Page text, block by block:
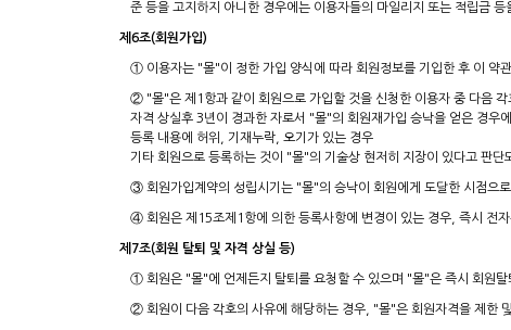
준 등을 고지하지 아니한 경우에는 이용자들의 마일리지 또는 적립금
제6조(회원가입)
① 이용자는 "몰"이 정한 가입 양식에 따라 회원정보를 기입한 후 이 약
② "몰"은 제1항과 같이 회원으로 가입할 것을 신청한 이용자 중 다음
자격 상실후 3년이 경과한 자로서 "몰"의 회원재가입 승낙을 얻은 경우
등록 내용에 허위, 기재누락, 오기가 있는 경우
기타 회원으로 등록하는 것이 "몰"의 기술상 현저히 지장이 있다고 판단
③ 회원가입계약의 성립시기는 "몰"의 승낙이 회원에게 도달한 시점으로
④ 회원은 제15조제1항에 의한 등록사항에 변경이 있는 경우, 즉시 전
제7조(회원 탈퇴 및 자격 상실 등)
① 회원은 "몰"에 언제든지 탈퇴를 요청할 수 있으며 "몰"은 즉시 회원탈
② 회원이 다음 각호의 사유에 해당하는 경우, "몰"은 회원자격을 제한